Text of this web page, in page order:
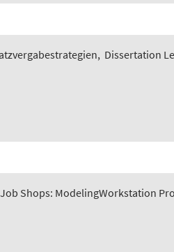
, Dissertation
Shops: ModelingWorkstation